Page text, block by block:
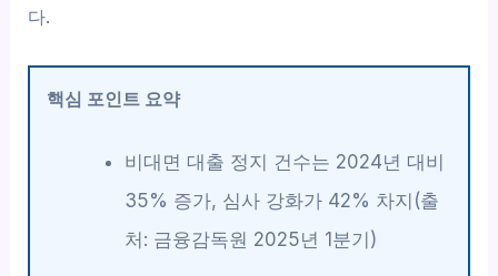
다.
핵심 포인트 요약
비대면 대출 정지 건수는 2024년 대비
35% 증가, 심사 강화가 42% 차지(출
처: 금융감독원 2025년 1분기)